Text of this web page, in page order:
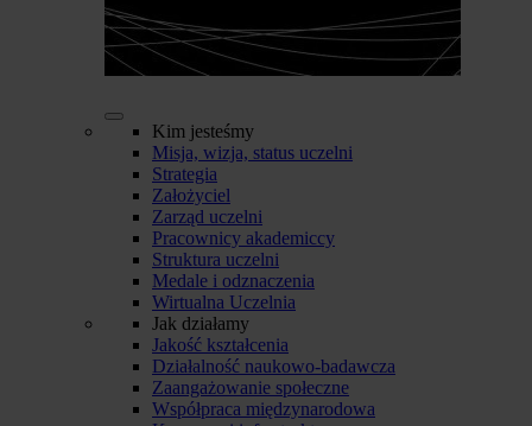
Kim jesteśmy
Misja, wizja, status uczelni
Strategia
Założyciel
Zarząd uczelni
Pracownicy akademiccy
Struktura uczelni
Medale i odznaczenia
Wirtualna Uczelnia
Jak działamy
Jakość kształcenia
Działalność naukowo-badawcza
Zaangażowanie społeczne
Współpraca międzynarodowa